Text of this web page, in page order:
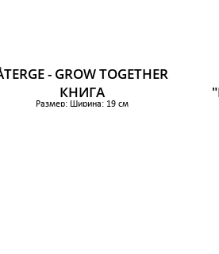
- GROW TOGETHER
КНИГА
Размер: Ширина: 19 см